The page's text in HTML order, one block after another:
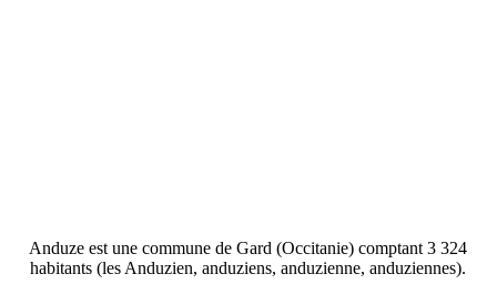
Anduze est une commune de Gard (Occitanie) comptant 3 324
habitants (les Anduzien, anduziens, anduzienne, anduziennes).